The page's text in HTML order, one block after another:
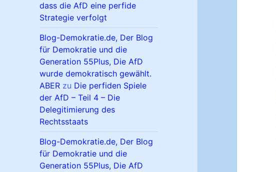
dass die AfD eine perfide
Strategie verfolgt
Blog-Demokratie.de, Der Blog
für Demokratie und die
Generation 55Plus, Die AfD
wurde demokratisch gewählt.
ABER zu Die perfiden Spiele
der AfD – Teil 4 – Die
Delegitimierung des
Rechtsstaats
Blog-Demokratie.de, Der Blog
für Demokratie und die
Generation 55Plus, Die AfD